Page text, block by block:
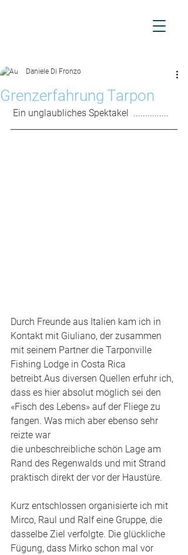
Grenzerfahrung Tarpon
Daniele Di Fronzo
Ein unglaubliches Spektakel  ...............
Durch Freunde aus Italien kam ich in
Kontakt mit Giuliano, der zusammen
mit seinem Partner die Tarponville
Fishing Lodge in Costa Rica
betreibt.Aus diversen Quellen erfuhr ich,
dass es hier absolut möglich sei den
«Fisch des Lebens» auf der Fliege zu
fangen. Was mich aber ebenso sehr
reizte war
die unbeschreibliche schön Lage am
Rand des Regenwalds und mit Strand
praktisch direkt der vor der Haustüre.
Kurz entschlossen organisierte ich mit
Mirco, Raul und Ralf eine Gruppe, die
dasselbe Ziel verfolgte. Die glückliche
Fügung, dass Mirko schon mal vor